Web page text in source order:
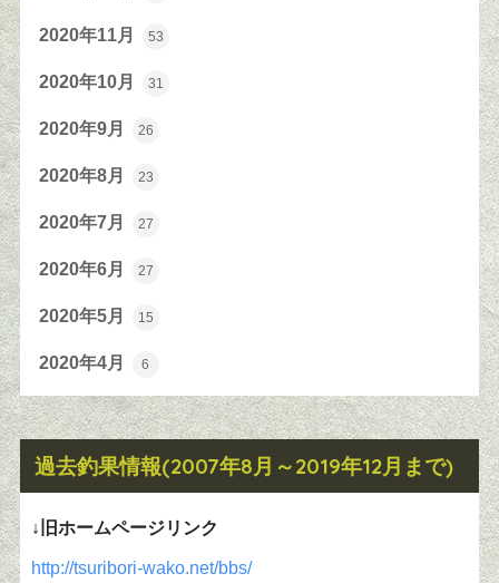
2020年11月 53
2020年10月 31
2020年9月 26
2020年8月 23
2020年7月 27
2020年6月 27
2020年5月 15
2020年4月 6
過去釣果情報(2007年8月～2019年12月まで)
↓旧ホームページリンク
http://tsuribori-wako.net/bbs/